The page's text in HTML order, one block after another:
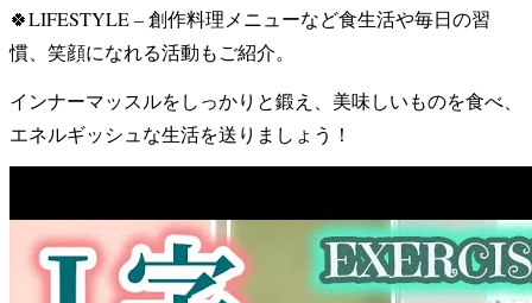
🍀LIFESTYLE – 創作料理メニューなど食生活や毎日の習
慣、笑顔になれる活動もご紹介。
インナーマッスルをしっかりと鍛え、美味しいものを食べ、
エネルギッシュな生活を送りましょう！